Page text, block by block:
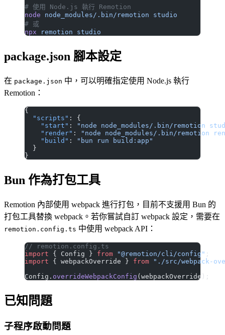
# 使用 Node.js 執行 Remotion
node node_modules/.bin/remotion studio
# 或
npx remotion studio
package.json 腳本設定
在 package.json 中，可以明確指定使用 Node.js 執行
Remotion：
{
  "scripts"
: {
    "start"
:
"node node_modules/.bin/remotion
    "render"
:
"node node_modules/.bin/remotion
    "build"
:
"bun run build:app"
  }
}
Bun 作為打包工具
Remotion 內部使用 webpack 進行打包，目前不支援用 Bun 的
打包工具替換 webpack。若你嘗試自訂 webpack 設定，需要在
remotion.config.ts 中使用 webpack API：
// remotion.config.ts
import { Config } from "@remotion/cli/config" ;
import { webpackOverride } from "./src/webpack-
Config. overrideWebpackConfig (webpackOverride);
已知問題
子程序啟動問題